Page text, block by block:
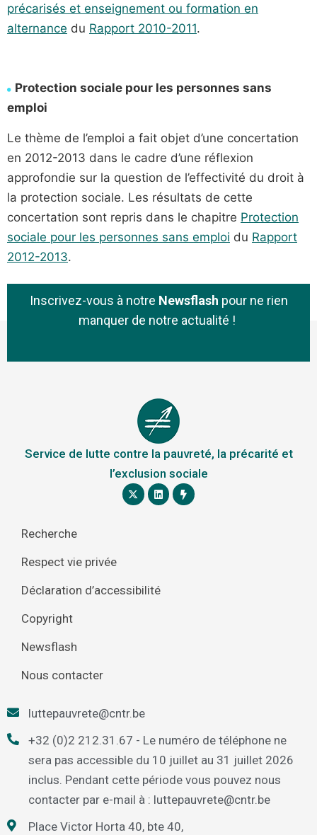
précarisés et enseignement ou formation en
alternance du Rapport 2010-2011.
Protection sociale pour les personnes sans
emploi
Le thème de l’emploi a fait objet d’une concertation
en 2012-2013 dans le cadre d’une réflexion
approfondie sur la question de l’effectivité du droit à
la protection sociale. Les résultats de cette
concertation sont repris dans le chapitre Protection
sociale pour les personnes sans emploi du Rapport
2012-2013.
Inscrivez-vous à notre Newsflash pour ne rien
manquer de notre actualité !
Service de lutte contre la pauvreté, la précarité et
l’exclusion sociale
Recherche
Respect vie privée
Déclaration d’accessibilité
Copyright
Newsflash
Nous contacter
luttepauvrete@cntr.be
+32 (0)2 212.31.67 - Le numéro de téléphone ne
sera pas accessible du 10 juillet au 31 juillet 2026
inclus. Pendant cette période vous pouvez nous
contacter par e-mail à : luttepauvrete@cntr.be
Place Victor Horta 40, bte 40,